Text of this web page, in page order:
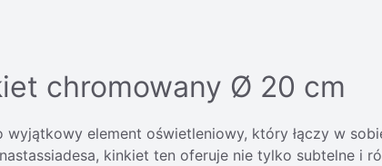
chromowany Ø 20 cm
element oświetleniowy, który łączy w
kinkiet ten oferuje nie tylko subtelne i